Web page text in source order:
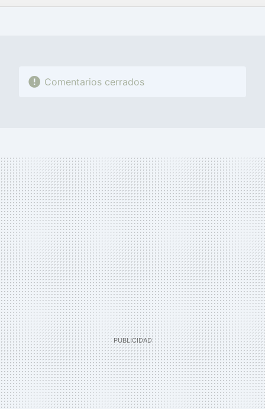
FACEBOOK
TWITTERFLIPBOARD
E-
WHATSAPP
Comentarios cerrados